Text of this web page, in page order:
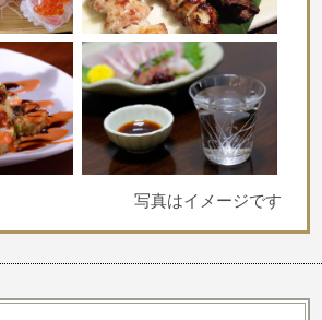
写真はイメージです